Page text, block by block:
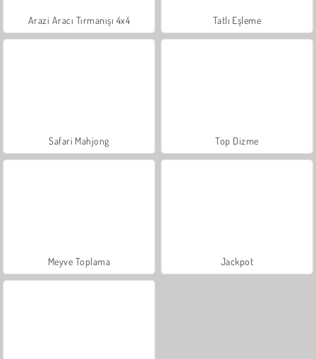
Arazi Aracı Tırmanışı 4x4 Tatlı Eşleme
Safari Mahjong Top Dizme
Meyve Toplama Jackpot